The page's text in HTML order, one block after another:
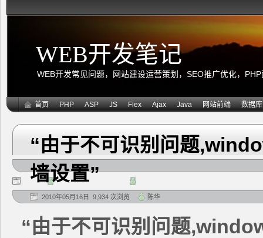
WEB开发笔记
WEB开发常见问题，网站建设运营策划，SEO推广优化，
首页 PHP ASP JS Flex Ajax Java 网站前端 数据库
“由于不可识别问题
墙设置”
2010年05月16日 9,934 次浏览 陈华
“由于不可识别问题